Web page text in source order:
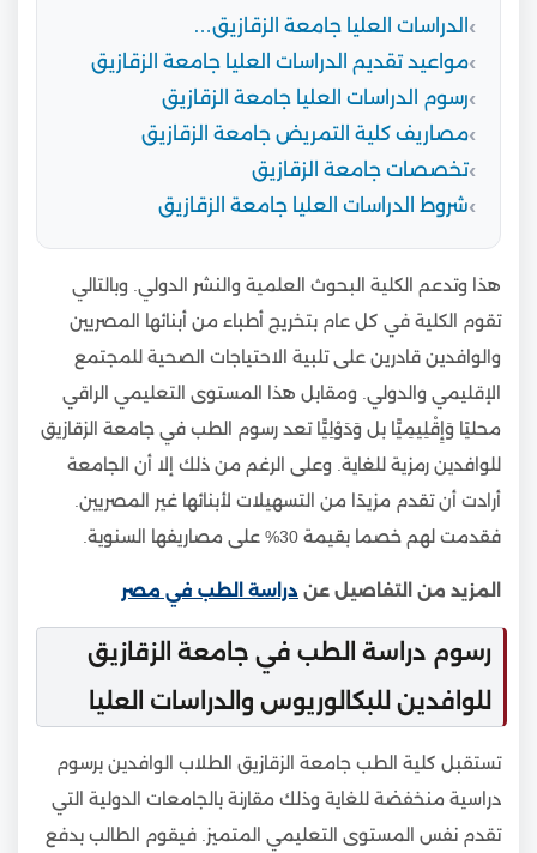
الدراسات العليا جامعة الزقازيق…
مواعيد تقديم الدراسات العليا جامعة الزقازيق
رسوم الدراسات العليا جامعة الزقازيق
مصاريف كلية التمريض جامعة الزقازيق
تخصصات جامعة الزقازيق
شروط الدراسات العليا جامعة الزقازيق
هذا وتدعم الكلية البحوث العلمية والنشر الدولي. وبالتالي
تقوم الكلية في كل عام بتخريج أطباء من أبنائها المصريين
والوافدين قادرين على تلبية الاحتياجات الصحية للمجتمع
الإقليمي والدولي. ومقابل هذا المستوى التعليمي الراقي
محليًا وَإِقْلِيمِيًّا بل وَدَوْلِيًّا تعد رسوم الطب في جامعة الزقازيق
للوافدين رمزية للغاية. وعلى الرغم من ذلك إلا أن الجامعة
أرادت أن تقدم مزيدًا من التسهيلات لأبنائها غير المصريين.
فقدمت لهم خصما بقيمة 30% على مصاريفها السنوية.
المزيد من التفاصيل عن دراسة الطب في مصر
رسوم دراسة الطب في جامعة الزقازيق
للوافدين للبكالوريوس والدراسات العليا
تستقبل كلية الطب جامعة الزقازيق الطلاب الوافدين برسوم
دراسية منخفضة للغاية وذلك مقارنة بالجامعات الدولية التي
تقدم نفس المستوى التعليمي المتميز. فيقوم الطالب بدفع